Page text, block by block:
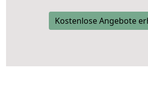
Kostenlose Angebote